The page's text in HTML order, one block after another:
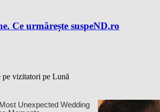
Ce urmărește suspeND.ro
pe vizitatori pe Lună